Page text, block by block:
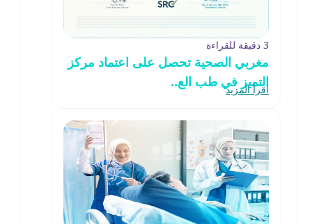
3 دقيقة للقراءة
مغربي الصحية تحصل على اعتماد مركز
التميز في طب الع..
اقرأ المزيد